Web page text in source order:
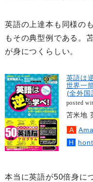
英語の上達本も同様の
もその典型例である。
が身につくらしい。
英語は
世界一
(全外国
posted
苫米地
本当に英語が50倍身に